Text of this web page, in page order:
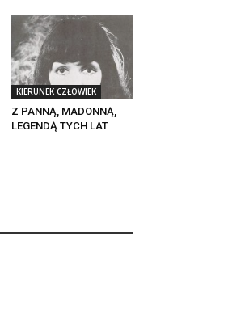
KIERUNEK CZŁOWIEK
Z PANNĄ, MADONNĄ,
LEGENDĄ TYCH LAT